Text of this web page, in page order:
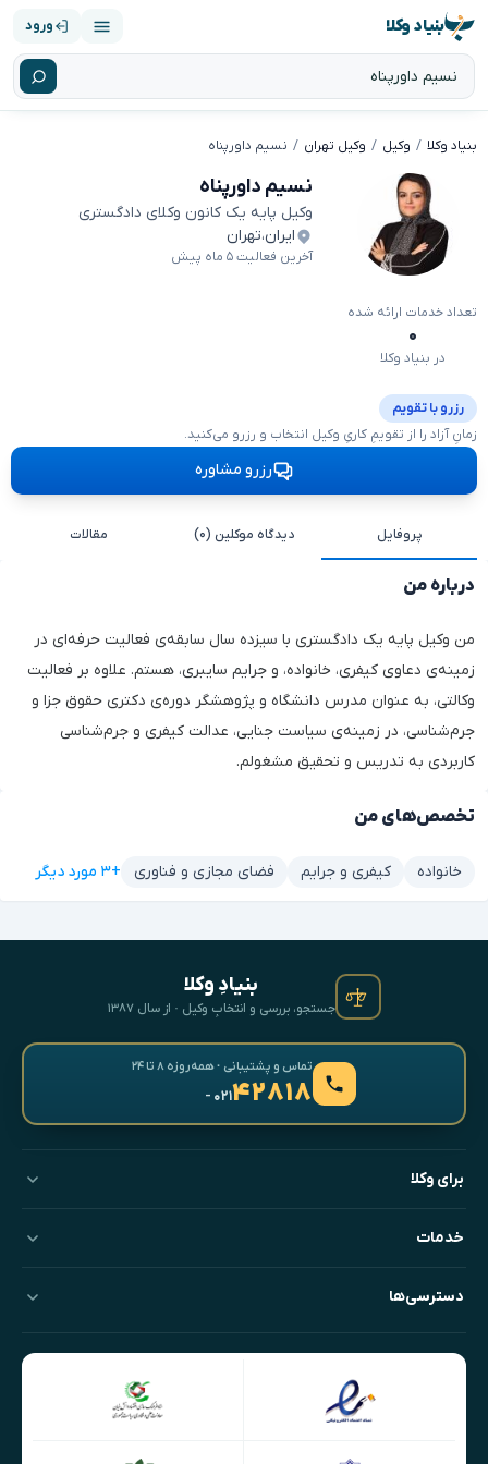
بنیاد وکلا ورود
بنیاد وکلا وکیل وکیل تهران نسیم داورپناه
نسیم داورپناه
وکیل پایه یک کانون وکلای دادگستری
ایران،تهران
آخرین فعالیت ۵ ماه پیش
تعداد خدمات ارائه شده
۰
در بنیاد وکلا
رزرو با تقویم
زمانِ آزاد را از تقویمِ کاریِ وکیل انتخاب و رزرو می‌کنید.
رزرو مشاوره
پروفایل دیدگاه موکلین (۰) مقالات
درباره من
من وکیل پایه یک دادگستری با سیزده سال سابقه‌ی فعالیت حرفه‌ای در
زمینه‌ی دعاوی کیفری، خانواده، و جرایم سایبری، هستم. علاوه بر فعالیت
وکالتی، به عنوان مدرس دانشگاه و پژوهشگر دوره‌ی دکتری حقوق جزا و
جرم‌شناسی، در زمینه‌ی سیاست جنایی، عدالت کیفری و جرم‌شناسی
کاربردی به تدریس و تحقیق مشغولم.
تخصص‌های من
خانواده کیفری و جرایم فضای مجازی و فناوری +۳ مورد دیگر
بنیادِ وکلا
جستجو، بررسی و انتخابِ وکیل · از سال ۱۳۸۷
تماس و پشتیبانی · همه‌روزه ۸ تا ۲۴
۴۲۸۱۸- ۰۲۱
برای وکلا
خدمات
دسترسی‌ها